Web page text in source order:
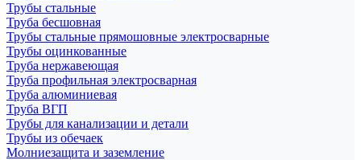
Трубы стальные
Труба бесшовная
Трубы стальные прямошовные электросварные
Трубы оцинкованные
Труба нержавеющая
Труба профильная электросварная
Труба алюминиевая
Труба ВГП
Трубы для канализации и детали
Трубы из обечаек
Молниезащита и заземление